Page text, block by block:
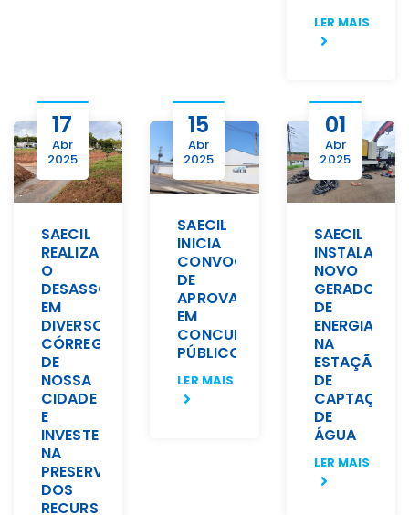
LER MAIS
17
Abr
2025
SAECIL
REALIZA
O
DESASSOREAMENTO
EM
DIVERSOS
CÓRREGOS
DE
NOSSA
CIDADE
E
INVESTE
NA
PRESERVAÇÃO
DOS
RECURSOS
15
Abr
2025
SAECIL
INICIA
CONVOCAÇÃO
DE
APROVADOS
EM
CONCURSO
PÚBLICO
LER MAIS
01
Abr
2025
SAECIL
INSTALA
NOVO
GERADOR
DE
ENERGIA
NA
ESTAÇÃO
DE
CAPTAÇÃO
DE
ÁGUA
LER MAIS